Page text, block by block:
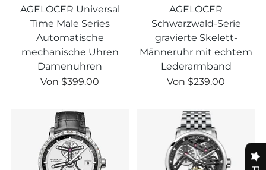
AGELOCER Universal
Time Male Series
Automatische
mechanische Uhren
Damenuhren
Regulärer
Von $399.00
AGELOCER
Schwarzwald-Serie
gravierte Skelett-
Männeruhr mit echtem
Lederarmband
Regulärer
Von $239.00